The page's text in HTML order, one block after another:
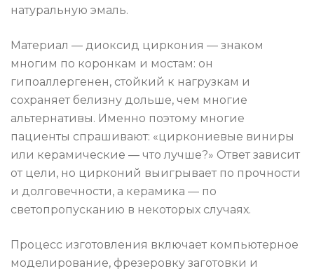
натуральную эмаль.
Материал — диоксид циркония — знаком
многим по коронкам и мостам: он
гипоаллергенен, стойкий к нагрузкам и
сохраняет белизну дольше, чем многие
альтернативы. Именно поэтому многие
пациенты спрашивают: «циркониевые виниры
или керамические — что лучше?» Ответ зависит
от цели, но цирконий выигрывает по прочности
и долговечности, а керамика — по
светопропусканию в некоторых случаях.
Процесс изготовления включает компьютерное
моделирование, фрезеровку заготовки и